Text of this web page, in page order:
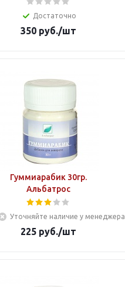
Достаточно
350 руб./шт
Гуммиарабик 30гр.
Альбатрос
Уточняйте наличие у менеджера
225 руб./шт